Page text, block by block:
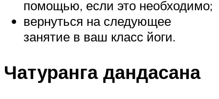
помощью, если это необходимо;
вернуться на следующее
занятие в ваш класс йоги.
Чатуранга дандасана